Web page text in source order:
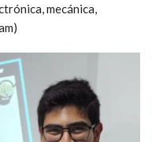
mecánica,